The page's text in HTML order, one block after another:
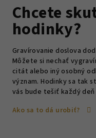
Chcete
hodinky?
Gravírovanie doslova
Môžete si nechať
citát alebo iný osobný
význam. Hodinky sa tak
vás bude tešiť každý
Ako sa to dá urobiť?